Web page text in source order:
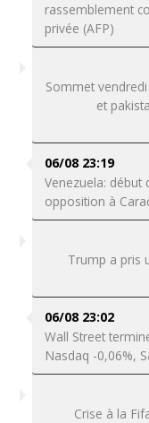
rassemblement
privée (AFP)
Sommet
et
06/08 23:19
Venezuela:
opposition à
Trump a pris
06/08 23:02
Wall Street
Nasdaq -0,06%,
Crise à la